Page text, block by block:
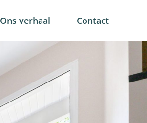
Ons verhaal Contact